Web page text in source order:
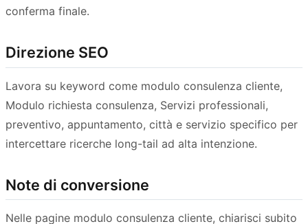
conferma finale.
Direzione SEO
Lavora su keyword come modulo consulenza cliente,
Modulo richiesta consulenza, Servizi professionali,
preventivo, appuntamento, città e servizio specifico per
intercettare ricerche long-tail ad alta intenzione.
Note di conversione
Nelle pagine modulo consulenza cliente, chiarisci subito